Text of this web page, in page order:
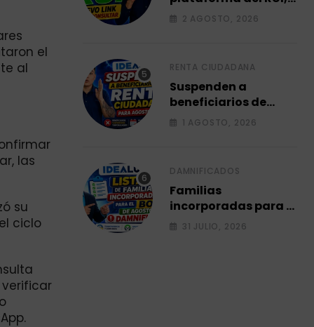
el
al
las
su
ciclo
verificar
Link para consultar
2 AGOSTO, 2026
RENTA CIUDADANA
Suspenden a
beneficiarios de
renta ciudadana
1 AGOSTO, 2026
DAMNIFICADOS
Familias
incorporadas para el
bono de agosto a
31 JULIO, 2026